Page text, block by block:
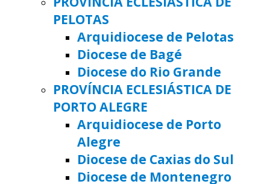
PELOTAS
Arquidiocese de Pelotas
Diocese de Bagé
Diocese do Rio Grande
PROVÍNCIA ECLESIÁSTICA DE
PORTO ALEGRE
Arquidiocese de Porto
Alegre
Diocese de Caxias do Sul
Diocese de Montenegro